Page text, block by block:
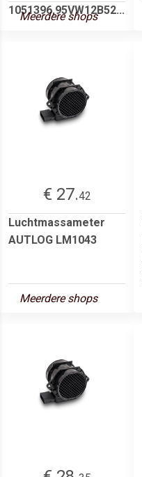
1051396,95VW12B52...
Meerdere shops
€ 27.42
Luchtmassameter
AUTLOG LM1043
Meerdere shops